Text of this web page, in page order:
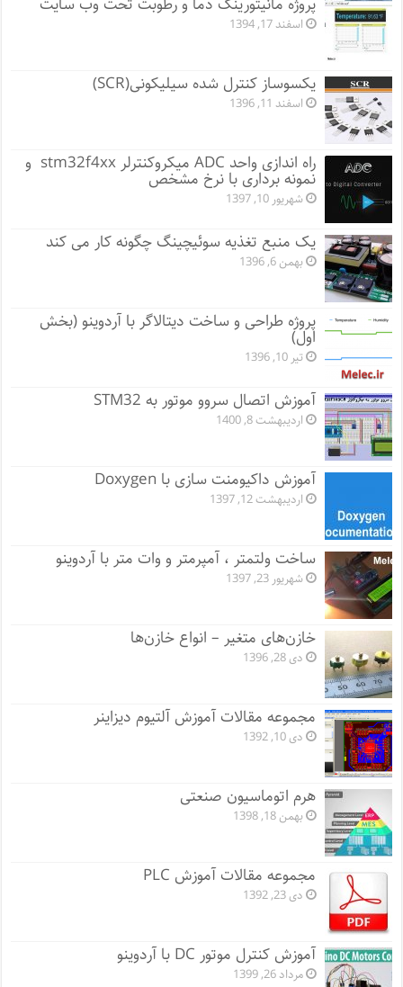
پروژه مانيتورينگ دما و رطوبت تحت وب سایت
اسفند 17, 1394
یکسوساز کنترل شده سیلیکونی(SCR)
اسفند 11, 1396
راه اندازی واحد ADC میکروکنترلر stm32f4xx و
نمونه برداری با نرخ مشخص
شهریور 10, 1397
یک منبع تغذیه سوئیچینگ چگونه کار می کند
بهمن 6, 1396
پروژه طراحی و ساخت دیتالاگر با آردوینو (بخش
اول)
تیر 10, 1396
آموزش اتصال سروو موتور به STM32
اردیبهشت 8, 1400
آموزش داکیومنت سازی با Doxygen
اردیبهشت 12, 1397
ساخت ولتمتر ، آمپرمتر و وات متر با آردوینو
شهریور 23, 1397
خازن‌های متغیر – انواع خازن‌ها
دی 28, 1396
مجموعه مقالات آموزش آلتیوم دیزاینر
دی 10, 1392
هرم اتوماسیون صنعتی
بهمن 18, 1398
مجموعه مقالات آموزش PLC
دی 23, 1392
آموزش کنترل موتور DC با آردوینو
مرداد 26, 1399